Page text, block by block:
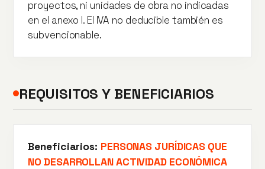
proyectos, ni unidades de obra no indicadas
en el anexo I. El IVA no deducible también es
subvencionable.
REQUISITOS Y BENEFICIARIOS
Beneficiarios: PERSONAS JURÍDICAS QUE
NO DESARROLLAN ACTIVIDAD ECONÓMICA